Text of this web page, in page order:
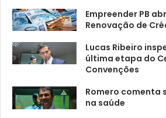
Empreender PB
Renovação de
Lucas Ribeiro
última etapa do
Convenções
Romero comenta
na saúde